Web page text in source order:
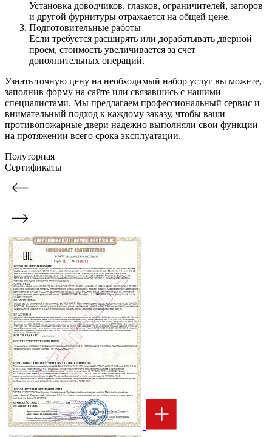
Установка доводчиков, глазков, ограничителей, запоров
и другой фурнитуры отражается на общей цене.
Подготовительные работы
Если требуется расширять или дорабатывать дверной
проем, стоимость увеличивается за счет
дополнительных операций.
Узнать точную цену на необходимый набор услуг вы можете,
заполнив форму на сайте или связавшись с нашими
специалистами. Мы предлагаем профессиональный сервис и
внимательный подход к каждому заказу, чтобы ваши
противопожарные двери надежно выполняли свои функции
на протяжении всего срока эксплуатации.
Полуторная
Сертификаты